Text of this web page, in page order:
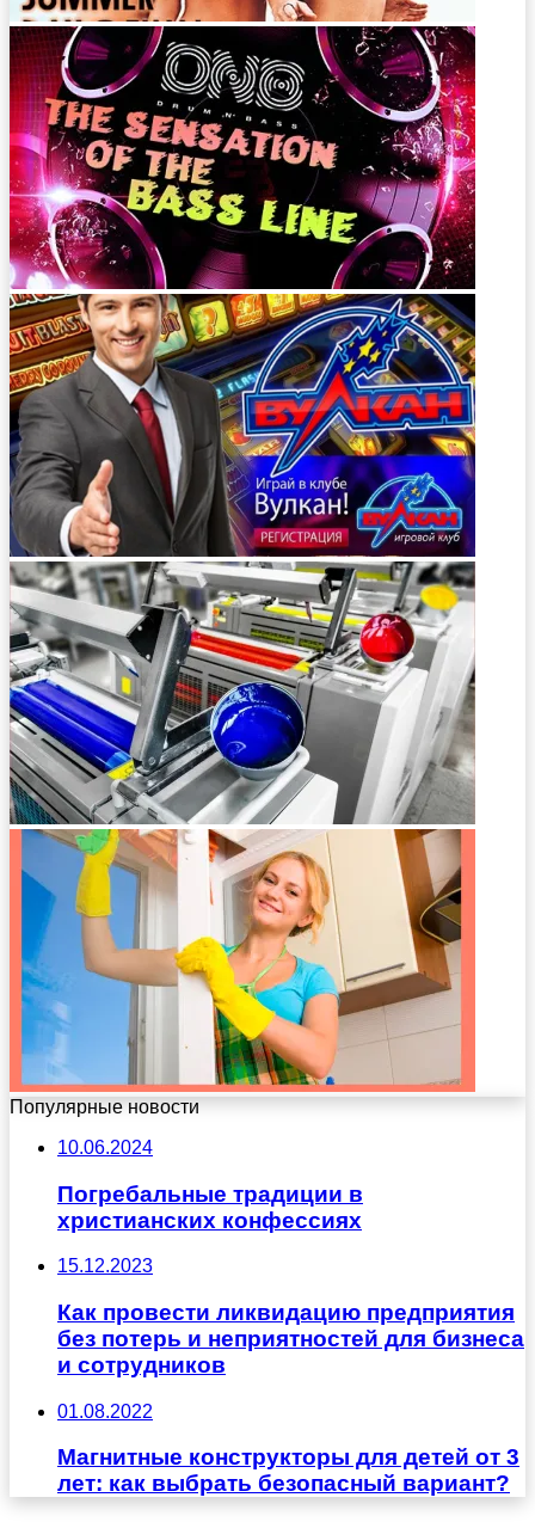
Популярные новости
10.06.2024
Погребальные традиции в
христианских конфессиях
15.12.2023
Как провести ликвидацию предприятия
без потерь и неприятностей для бизнеса
и сотрудников
01.08.2022
Магнитные конструкторы для детей от 3
лет: как выбрать безопасный вариант?